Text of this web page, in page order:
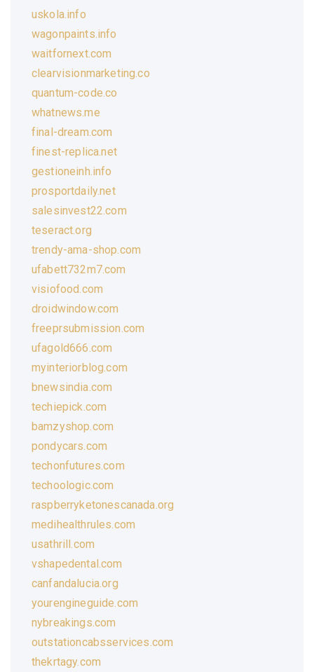
uskola.info
wagonpaints.info
waitfornext.com
clearvisionmarketing.co
quantum-code.co
whatnews.me
final-dream.com
finest-replica.net
gestioneinh.info
prosportdaily.net
salesinvest22.com
teseract.org
trendy-ama-shop.com
ufabett732m7.com
visiofood.com
droidwindow.com
freeprsubmission.com
ufagold666.com
myinteriorblog.com
bnewsindia.com
techiepick.com
bamzyshop.com
pondycars.com
techonfutures.com
techoologic.com
raspberryketonescanada.org
medihealthrules.com
usathrill.com
vshapedental.com
canfandalucia.org
yourengineguide.com
nybreakings.com
outstationcabsservices.com
thekrtagy.com